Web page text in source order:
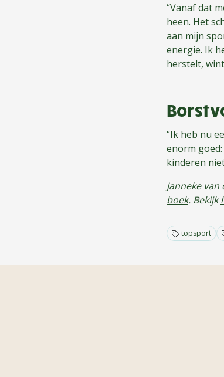
“Vanaf dat
heen. Het
aan mijn
energie. Ik
herstelt,
“Ik heb nu
enorm
kinderen
Janneke
boek. Bekijk
topsport